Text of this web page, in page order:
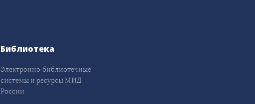
Библиотека
Электронно-библиотечные
системы и ресурсы МИД
России